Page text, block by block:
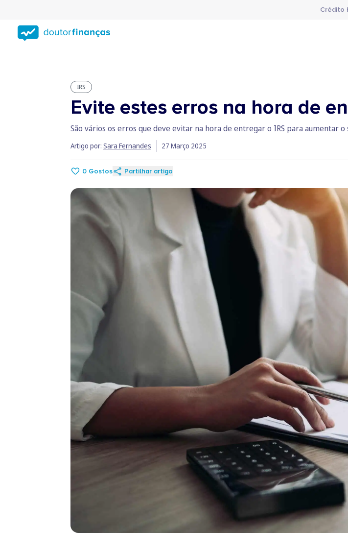
conteúdo
principal
Crédito
IRS
Evite estes erros na hora de
São vários os erros que deve evitar na hora de entregar o IRS para aumentar
Artigo por: Sara Fernandes 27 Março 2025
0 Gostos Partilhar artigo